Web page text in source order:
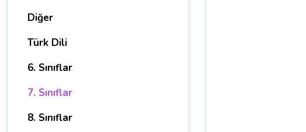
Diğer
Türk Dili
6. Sınıflar
7. Sınıflar
8. Sınıflar